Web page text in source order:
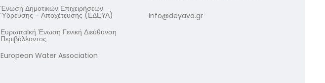
Ένωση Δημοτικών Επιχειρήσεων
Ύδρευσης - Αποχέτευσης (ΕΔΕΥΑ)
Ευρωπαϊκή Ένωση Γενική Διεύθυνση
Περιβάλλοντος
European Water Association
info@deyava.gr